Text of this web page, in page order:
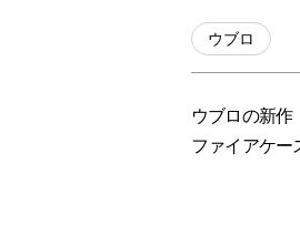
ウブロ
ウブロの新作
ファイアケー